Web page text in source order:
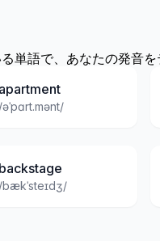
単語で、あなたの発音を
apartment
/əˈpɑrt.mənt/
backstage
/bækˈsteɪdʒ/